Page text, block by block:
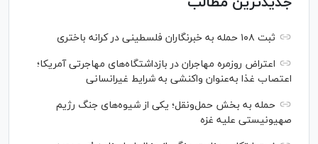
ثبت ۱۰۸ حمله به خبرنگاران فلسطینی در کرانه باختری
اعتراض‌ روزمره مهاجران در بازداشتگاه‌های مهاجرتی آمریکا؛
اعتصاب غذا به‌عنوان واکنشی به شرایط غیرانسانی
حمله به بخش حمل‌ونقل؛ یکی از شیوه‌های جنگ رژیم
صهیونیستی علیه غزه